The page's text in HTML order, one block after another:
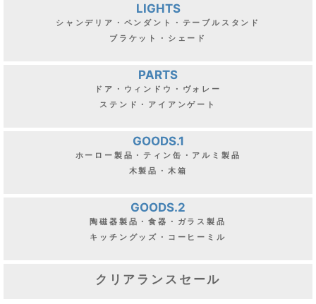
LIGHTS
シャンデリア・ペンダント・テーブルスタンド
ブラケット・シェード
PARTS
ドア・ウィンドウ・ヴォレー
ステンド・アイアンゲート
GOODS.1
ホーロー製品・ティン缶・アルミ製品
木製品・木箱
GOODS.2
陶磁器製品・食器・ガラス製品
キッチングッズ・コーヒーミル
クリアランスセール